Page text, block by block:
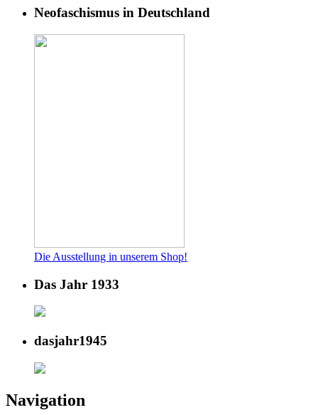
Neofaschismus in Deutschland
Die Ausstellung in unserem Shop!
Das Jahr 1933
dasjahr1945
Navigation